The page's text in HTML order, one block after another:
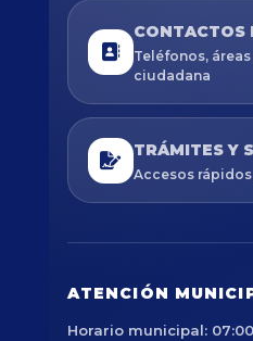
CONTACTOS
Teléfonos,
ciudadana
TRÁMITES Y
Accesos
ATENCIÓN
Horario municipal: